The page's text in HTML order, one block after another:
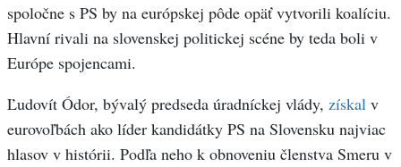
spoločne s PS by na európskej pôde opäť vytvorili koalíciu.
Hlavní rivali na slovenskej politickej scéne by teda boli v
Európe spojencami.
Ľudovít Ódor, bývalý predseda úradníckej vlády, získal v
eurovoľbách ako líder kandidátky PS na Slovensku najviac
hlasov v histórii. Podľa neho k obnoveniu členstva Smeru v